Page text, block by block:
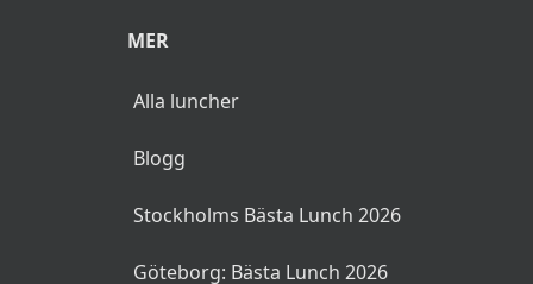
MER
Alla luncher
Blogg
Stockholms Bästa Lunch 2026
Göteborg: Bästa Lunch 2026